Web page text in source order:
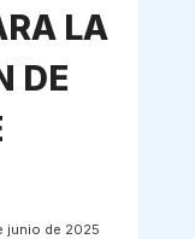
LA
DE
junio de 2025